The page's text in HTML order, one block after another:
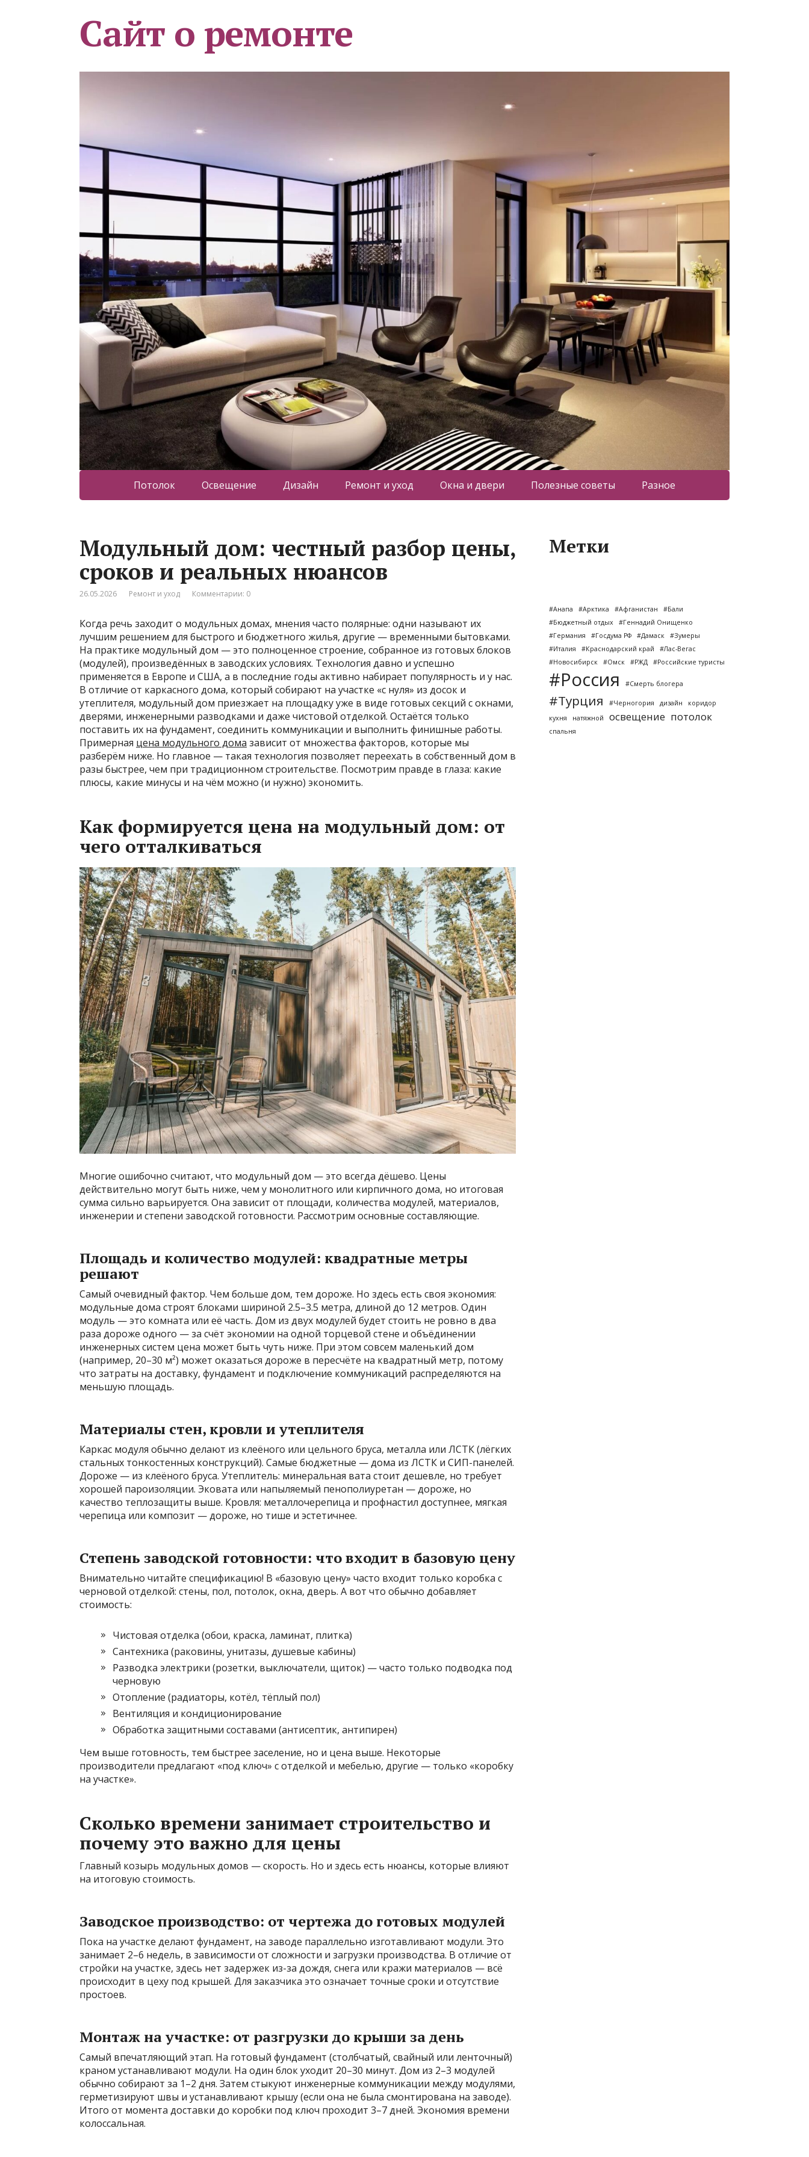
Сайт о ремонте
Потолок Освещение Дизайн Ремонт и уход Окна и двери Полезные советы Разное
Модульный дом: честный разбор цены,
сроков и реальных нюансов
26.05.2026 Ремонт и уход Комментарии: 0
Когда речь заходит о модульных домах, мнения часто полярные: одни называют их
лучшим решением для быстрого и бюджетного жилья, другие — временными бытовками.
На практике модульный дом — это полноценное строение, собранное из готовых блоков
(модулей), произведённых в заводских условиях. Технология давно и успешно
применяется в Европе и США, а в последние годы активно набирает популярность и у нас.
В отличие от каркасного дома, который собирают на участке «с нуля» из досок и
утеплителя, модульный дом приезжает на площадку уже в виде готовых секций с окнами,
дверями, инженерными разводками и даже чистовой отделкой. Остаётся только
поставить их на фундамент, соединить коммуникации и выполнить финишные работы.
Примерная цена модульного дома зависит от множества факторов, которые мы
разберём ниже. Но главное — такая технология позволяет переехать в собственный дом в
разы быстрее, чем при традиционном строительстве. Посмотрим правде в глаза: какие
плюсы, какие минусы и на чём можно (и нужно) экономить.
Как формируется цена на модульный дом: от
чего отталкиваться
Многие ошибочно считают, что модульный дом — это всегда дёшево. Цены
действительно могут быть ниже, чем у монолитного или кирпичного дома, но итоговая
сумма сильно варьируется. Она зависит от площади, количества модулей, материалов,
инженерии и степени заводской готовности. Рассмотрим основные составляющие.
Площадь и количество модулей: квадратные метры
решают
Самый очевидный фактор. Чем больше дом, тем дороже. Но здесь есть своя экономия:
модульные дома строят блоками шириной 2.5–3.5 метра, длиной до 12 метров. Один
модуль — это комната или её часть. Дом из двух модулей будет стоить не ровно в два
раза дороже одного — за счёт экономии на одной торцевой стене и объёдинении
инженерных систем цена может быть чуть ниже. При этом совсем маленький дом
(например, 20–30 м²) может оказаться дороже в пересчёте на квадратный метр, потому
что затраты на доставку, фундамент и подключение коммуникаций распределяются на
меньшую площадь.
Материалы стен, кровли и утеплителя
Каркас модуля обычно делают из клеёного или цельного бруса, металла или ЛСТК (лёгких
стальных тонкостенных конструкций). Самые бюджетные — дома из ЛСТК и СИП-панелей.
Дороже — из клеёного бруса. Утеплитель: минеральная вата стоит дешевле, но требует
хорошей пароизоляции. Эковата или напыляемый пенополиуретан — дороже, но
качество теплозащиты выше. Кровля: металлочерепица и профнастил доступнее, мягкая
черепица или композит — дороже, но тише и эстетичнее.
Степень заводской готовности: что входит в базовую цену
Внимательно читайте спецификацию! В «базовую цену» часто входит только коробка с
черновой отделкой: стены, пол, потолок, окна, дверь. А вот что обычно добавляет
стоимость:
Чистовая отделка (обои, краска, ламинат, плитка)
Сантехника (раковины, унитазы, душевые кабины)
Разводка электрики (розетки, выключатели, щиток) — часто только подводка под
черновую
Отопление (радиаторы, котёл, тёплый пол)
Вентиляция и кондиционирование
Обработка защитными составами (антисептик, антипирен)
Чем выше готовность, тем быстрее заселение, но и цена выше. Некоторые
производители предлагают «под ключ» с отделкой и мебелью, другие — только «коробку
на участке».
Сколько времени занимает строительство и
почему это важно для цены
Главный козырь модульных домов — скорость. Но и здесь есть нюансы, которые влияют
на итоговую стоимость.
Заводское производство: от чертежа до готовых модулей
Пока на участке делают фундамент, на заводе параллельно изготавливают модули. Это
занимает 2–6 недель, в зависимости от сложности и загрузки производства. В отличие от
стройки на участке, здесь нет задержек из-за дождя, снега или кражи материалов — всё
происходит в цеху под крышей. Для заказчика это означает точные сроки и отсутствие
простоев.
Монтаж на участке: от разгрузки до крыши за день
Самый впечатляющий этап. На готовый фундамент (столбчатый, свайный или ленточный)
краном устанавливают модули. На один блок уходит 20–30 минут. Дом из 2–3 модулей
обычно собирают за 1–2 дня. Затем стыкуют инженерные коммуникации между модулями,
герметизируют швы и устанавливают крышу (если она не была смонтирована на заводе).
Итого от момента доставки до коробки под ключ проходит 3–7 дней. Экономия времени
колоссальная.
Метки
#Анапа #Арктика #Афганистан
#Бали
#Бюджетный отдых
#Геннадий Онищенко
#Германия
#Госдума РФ #Дамаск
#Зумеры
#Италия
#Краснодарский край
#Лас-Вегас
#Новосибирск
#Омск #РЖД #Российские туристы
#Россия #Смерть блогера
#Турция #Черногория дизайн
коридор
кухня
натяжной освещение потолок
спальня